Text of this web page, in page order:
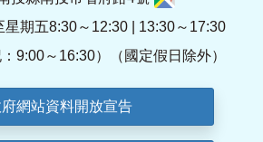
星期五8:30～12:30 | 13:30～17:30
：9:00～16:30）（國定假日除外）
網站資料開放宣告